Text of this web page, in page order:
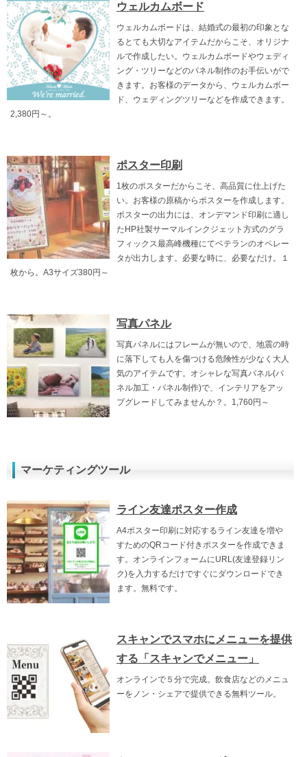
ウェルカムボード
ウェルカムボードは、結婚式の最初の印象とな
るとても大切なアイテムだからこそ、オリジナ
ルで作成したい。ウェルカムボードやウェディ
ング・ツリーなどのパネル制作のお手伝いがで
きます。お客様のデータから、ウェルカムボー
ド、ウェディングツリーなどを作成できます。
2,380円～。
ポスター印刷
1枚のポスターだからこそ、高品質に仕上げた
い。お客様の原稿からポスターを作成します。
ポスターの出力には、オンデマンド印刷に適し
たHP社製サーマルインクジェット方式のグラ
フィックス最高峰機種にてベテランのオペレー
タが出力します。必要な時に、必要なだけ。１
枚から。A3サイズ380円～
写真パネル
写真パネルにはフレームが無いので、地震の時
に落下しても人を傷つける危険性が少なく大人
気のアイテムです。オシャレな写真パネル(パ
ネル加工・パネル制作)で、インテリアをアッ
プグレードしてみませんか？。1,760円～
マーケティングツール
ライン友達ポスター作成
A4ポスター印刷に対応するライン友達を増や
すためのQRコード付きポスターを作成できま
す。オンラインフォームにURL(友達登録リン
ク)を入力するだけですぐにダウンロードでき
ます。無料です。
スキャンでスマホにメニューを提供
する「スキャンでメニュー」
オンラインで５分で完成。飲食店などのメニュ
ーをノン・シェアで提供できる無料ツール。